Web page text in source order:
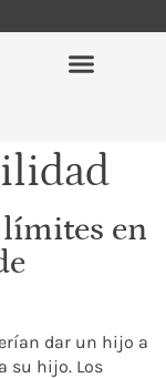
en
dar un hijo a
su hijo. Los